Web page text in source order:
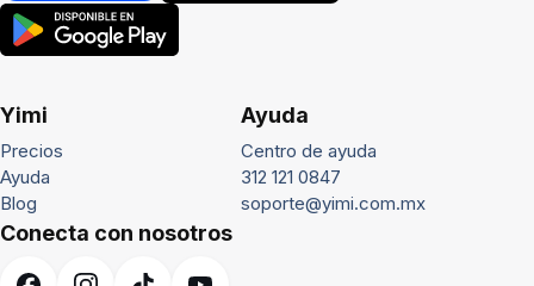
Yimi
Precios
Ayuda
Blog
Ayuda
Centro de ayuda
312 121 0847
soporte@yimi.com.mx
Conecta con nosotros